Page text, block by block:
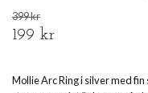
399 kr
199 kr
Mollie Arc Ring i silver med